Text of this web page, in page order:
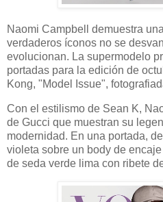
Naomi Campbell demuestra
verdaderos íconos no se
evolucionan. La supermodelo
portadas para la edición de
Kong, "Model Issue",
Con el estilismo de Sean K,
de Gucci que muestran su
modernidad. En una portada,
violeta sobre un body de
de seda verde lima con ribete